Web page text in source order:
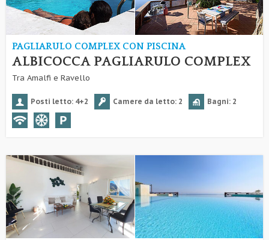
PAGLIARULO COMPLEX CON PISCINA
ALBICOCCA PAGLIARULO COMPLEX
Tra Amalfi e Ravello
Posti letto: 4+2 Camere da letto: 2 Bagni: 2